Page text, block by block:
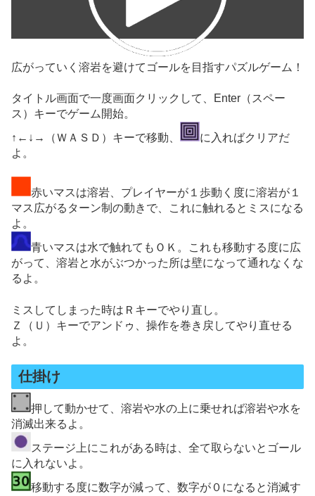
広がっていく溶岩を避けてゴールを目指すパズルゲーム！
タイトル画面で一度画面クリックして、Enter（スペー
ス）キーでゲーム開始。
↑←↓→（ＷＡＳＤ）キーで移動、
に入ればクリアだ
よ。
赤いマスは溶岩、プレイヤーが１歩動く度に溶岩が１
マス広がるターン制の動きで、これに触れるとミスになる
よ。
青いマスは水で触れてもＯＫ。これも移動する度に広
がって、溶岩と水がぶつかった所は壁になって通れなくな
るよ。
ミスしてしまった時はＲキーでやり直し。
Ｚ（Ｕ）キーでアンドゥ、操作を巻き戻してやり直せる
よ。
仕掛け
押して動かせて、溶岩や水の上に乗せれば溶岩や水を
消滅出来るよ。
ステージ上にこれがある時は、全て取らないとゴール
に入れないよ。
移動する度に数字が減って、数字が０になると消滅す